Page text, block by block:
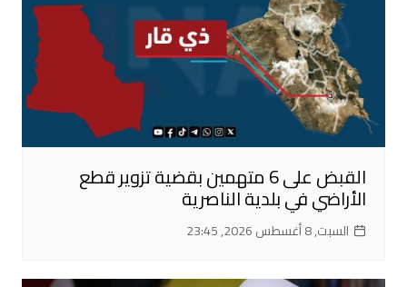
القبض على 6 متهمين بقضية تزوير قطع
الأراضي في بلدية الناصرية
السبت, 8 أغسطس 2026, 23:45